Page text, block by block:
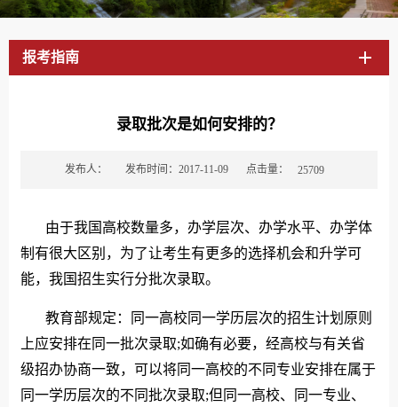
报考指南
录取批次是如何安排的？
发布人： 发布时间：2017-11-09 点击量： 25709
由于我国高校数量多，办学层次、办学水平、办学体
制有很大区别，为了让考生有更多的选择机会和升学可
能，我国招生实行分批次录取。
教育部规定：同一高校同一学历层次的招生计划原则
上应安排在同一批次录取;如确有必要，经高校与有关省
级招办协商一致，可以将同一高校的不同专业安排在属于
同一学历层次的不同批次录取;但同一高校、同一专业、